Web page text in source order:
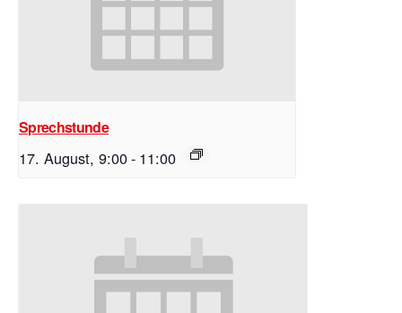
Sprechstunde
17. August, 9:00- 11:00